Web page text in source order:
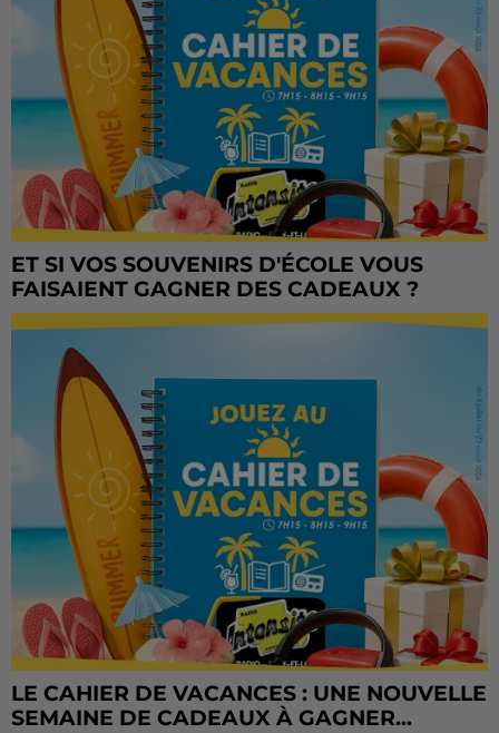
ET SI VOS SOUVENIRS D'ÉCOLE VOUS
FAISAIENT GAGNER DES CADEAUX ?
LE CAHIER DE VACANCES : UNE NOUVELLE
SEMAINE DE CADEAUX À GAGNER...